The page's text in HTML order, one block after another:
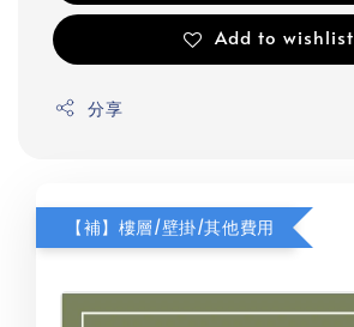
Add to wishlist
分享
【補】樓層/壁掛/其他費用